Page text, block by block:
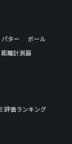
パター
ボール
距離計測器
評価ランキング